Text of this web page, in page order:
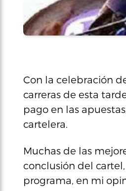
Con la celebración
carreras de esta
pago en las
cartelera.
Muchas de las
conclusión del
programa, en mi